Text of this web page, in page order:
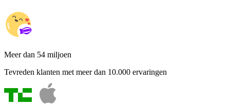
Meer dan 54 miljoen
Tevreden klanten met meer dan 10.000 ervaringen